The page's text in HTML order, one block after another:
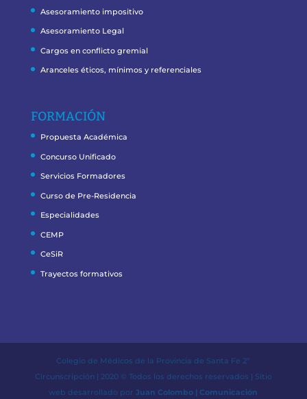
Asesoramiento impositivo
Asesoramiento Legal
Cargos en conflicto gremial
Aranceles éticos, mínimos y referenciales
FORMACIÓN
Propuesta Académica
Concurso Unificado
Servicios Formadores
Curso de Pre-Residencia
Especialidades
CEMP
CeSiR
Trayectos formativos
Colegio de Médicos de la Provincia de Santa Fe 2º
Circunscripción | 2020 © Todos los derechos reservados | Sitio
web desarrollado porJuan Colombo | Comunicación